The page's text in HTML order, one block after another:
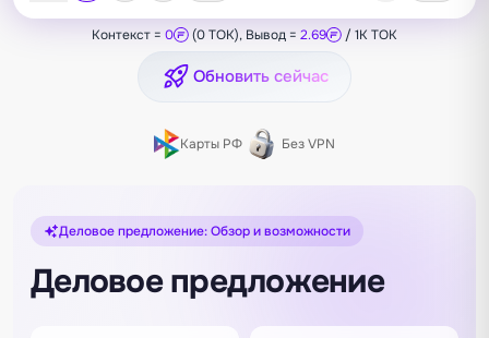
Контекст = 0 (0 TOK), Вывод = 2.69 / 1K TOK
Обновить сейчас
Карты РФ Без VPN
Деловое предложение: Обзор и возможности
Деловое предложение